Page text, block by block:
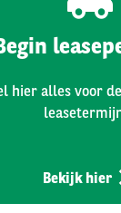
hier alles voor
Bekijk hier